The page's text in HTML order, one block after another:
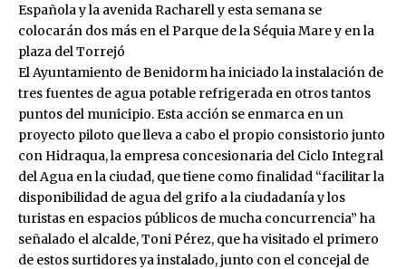
Española y la avenida Racharell y esta semana se
colocarán dos más en el Parque de la Séquia Mare y en la
plaza del Torrejó
El Ayuntamiento de Benidorm ha iniciado la instalación de
tres fuentes de agua potable refrigerada en otros tantos
puntos del municipio. Esta acción se enmarca en un
proyecto piloto que lleva a cabo el propio consistorio junto
con Hidraqua, la empresa concesionaria del Ciclo Integral
del Agua en la ciudad, que tiene como finalidad “facilitar la
disponibilidad de agua del grifo a la ciudadanía y los
turistas en espacios públicos de mucha concurrencia” ha
señalado el alcalde, Toni Pérez, que ha visitado el primero
de estos surtidores ya instalado, junto con el concejal de